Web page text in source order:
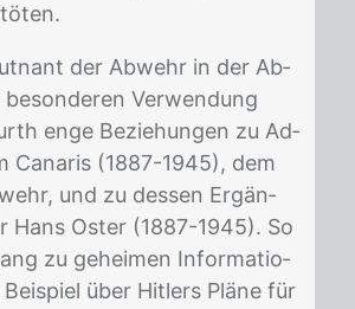
der Ab­wehr in der Ab­
Ver­wen­dung
enge Be­zie­hun­gen zu Ad­
Ca­na­ris (1887-1945), dem
und zu des­sen Er­gän­
Hans Os­ter (1887-1945). So
zu ge­hei­men In­for­ma­tio­
über Hit­lers Plä­ne für